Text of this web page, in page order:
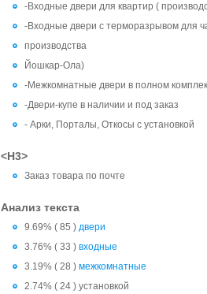
-Входные двери для квартир (
-Входные двери с терморазрывом для
производства
Йошкар-Ола)
-Межкомнатные двери в полном
-Двери-купе в наличии и под заказ
- Арки, Порталы, Откосы с установкой
<H3>
Заказ товара по почте
Анализ текста
9.69% ( 85 )двери
3.76% ( 33 )входные
3.19% ( 28 )межкомнатные
2.74% ( 24 ) установкой